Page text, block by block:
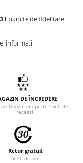
31 puncte de fidelitate
informatii
DE ÎNCREDERE
pe Google din peste 1500 de
recenzii
Retur gratuit
în 30 de zile